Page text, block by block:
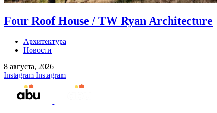
Four Roof House / TW Ryan Architecture
Архитектура
Новости
8 августа, 2026
Instagram Instagram